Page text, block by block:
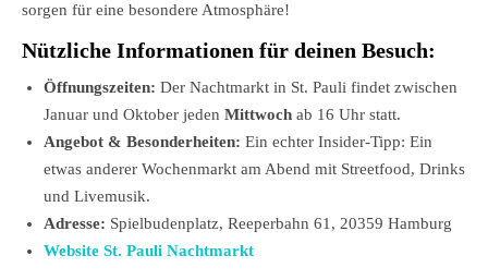
sorgen für eine besondere Atmosphäre!
Nützliche Informationen für deinen Besuch:
Öffnungszeiten: Der Nachtmarkt in St. Pauli findet zwischen
Januar und Oktober jeden Mittwoch ab 16 Uhr statt.
Angebot & Besonderheiten: Ein echter Insider-Tipp: Ein
etwas anderer Wochenmarkt am Abend mit Streetfood, Drinks
und Livemusik.
Adresse: Spielbudenplatz, Reeperbahn 61, 20359 Hamburg
Website St. Pauli Nachtmarkt